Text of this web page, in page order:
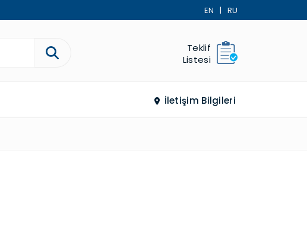
EN | RU
Teklif
Listesi
İletişim Bilgileri